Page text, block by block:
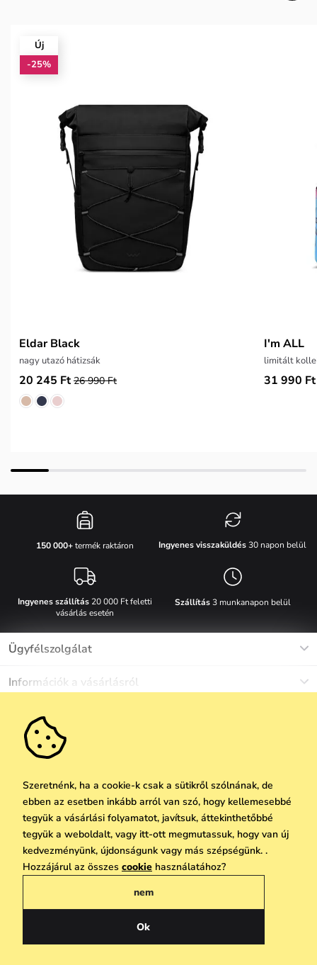
Új
-25%
Eldar Black
nagy utazó hátizsák
20 245 Ft 26 990 Ft
I'm ALL
limitált
31 990 Ft
150 000+termék raktáron Ingyenes visszaküldés30 napon belül
Ingyenes szállítás20 000 Ft feletti
vásárlás esetén
Szállítás3 munkanapon belül
Ügyfélszolgálat
+36 1 808 9989
Információk a vásárlásról
Gyakori kérdések
Anyagok és karbantartás
Visszaküldés és reklamáció
Egyéb információk
Rólunk
Karrier
Ajándék utalványok
Vállalatok számára
We Care
Vuchlook
Üzletek
Praha
Ne maradj le semmiről!
Feliratkozni
A személyes adatok védelmének alapelveiitt
Copyright © 2026 Vuch s.r.o. Minden jog fenntartva. Technikailag biztosítja
Simplia.cz
Magyar
Szeretnénk, ha a cookie-k csak a sütikről szólnának, de
ebben az esetben inkább arról van szó, hogy kellemesebbé
tegyük a vásárlási folyamatot, javítsuk, áttekinthetőbbé
tegyük a weboldalt, vagy itt-ott megmutassuk, hogy van új
kedvezményünk, újdonságunk vagy más szépségünk. .
Hozzájárul az összes cookie használatához?
nem
Ok